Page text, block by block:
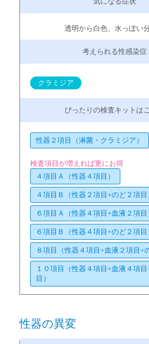
透明から白色、水っぽい
クラミジア
性器２項目（淋菌・クラミジア）
検査項目が増えれば更にお得
４項目Ａ（性器４項目）
４項目Ｂ（性器２項目+のど２項目
６項目Ａ（性器４項目+血液２項目
６項目Ｂ（性器４項目+のど２項目
８項目（性器４項目+血液２項目+
１０項目（性器４項目+血液４項
目）
性器の異変